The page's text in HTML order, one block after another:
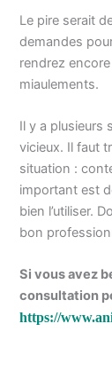
Le pire serait
demandes
rendrez
miaulements.
Il y a plusieurs
vicieux. Il faut
situation :
important est
bien l’utiliser.
bon
Si vous avez
consultation
https://